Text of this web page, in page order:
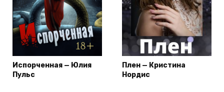
Испорченная — Юлия
Пульс
Плен — Кристина
Нордис